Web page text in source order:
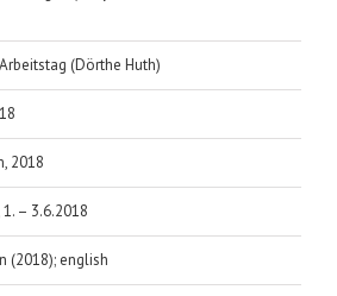
(Dörthe Huth)
2018
– 3.6.2018
(2018); english